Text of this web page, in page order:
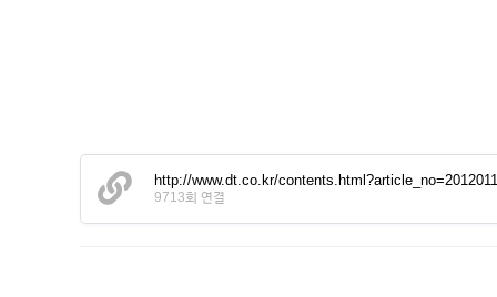
http://www.dt.co.kr/
9713회 연결